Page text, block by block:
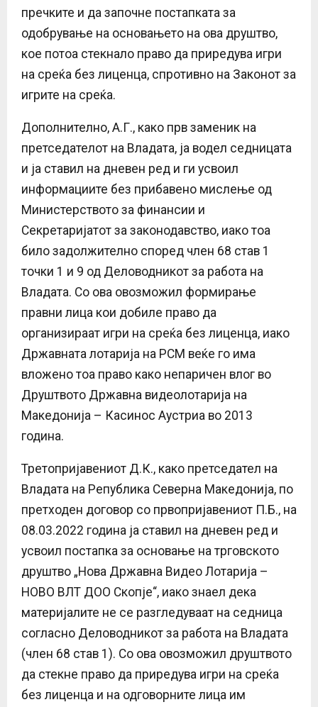
пречките и да започне постапката за
одобрување на основањето на ова друштво,
кое потоа стекнало право да приредува игри
на среќа без лиценца, спротивно на Законот за
игрите на среќа.
Дополнително, А.Г., како прв заменик на
претседателот на Владата, ја водел седницата
и ја ставил на дневен ред и ги усвоил
информациите без прибавено мислење од
Министерството за финансии и
Секретаријатот за законодавство, иако тоа
било задолжително според член 68 став 1
точки 1 и 9 од Деловодникот за работа на
Владата. Со ова овозможил формирање
правни лица кои добиле право да
организираат игри на среќа без лиценца, иако
Државната лотарија на РСМ веќе го има
вложено тоа право како непаричен влог во
Друштвото Државна видеолотарија на
Македонија – Касинос Аустриа во 2013
година.
Третопријавениот Д.К., како претседател на
Владата на Република Северна Македонија, по
претходен договор со првопријавениот П.Б., на
08.03.2022 година ја ставил на дневен ред и
усвоил постапка за основање на трговското
друштво „Нова Државна Видео Лотарија –
НОВО ВЛТ ДОО Скопје“, иако знаел дека
материјалите не се разгледуваат на седница
согласно Деловодникот за работа на Владата
(член 68 став 1). Со ова овозможил друштвото
да стекне право да приредува игри на среќа
без лиценца и на одговорните лица им